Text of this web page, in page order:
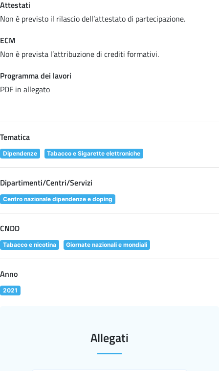
Attestati
Non è previsto il rilascio dell’attestato di partecipazione.
ECM
Non è prevista l’attribuzione di crediti formativi.
Programma dei lavori
PDF in allegato
Tematica
Dipendenze Tabacco e Sigarette elettroniche
Dipartimenti/Centri/Servizi
Centro nazionale dipendenze e doping
CNDD
Tabacco e nicotina Giornate nazionali e mondiali
Anno
2021
Allegati